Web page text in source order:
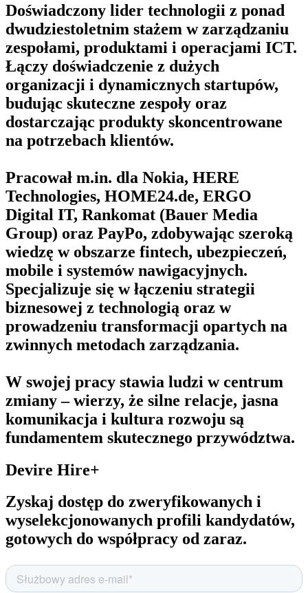
Doświadczony lider technologii z ponad
dwudziestoletnim stażem w zarządzaniu
zespołami, produktami i operacjami ICT.
Łączy doświadczenie z dużych
organizacji i dynamicznych startupów,
budując skuteczne zespoły oraz
dostarczając produkty skoncentrowane
na potrzebach klientów.
Pracował m.in. dla Nokia, HERE
Technologies, HOME24.de, ERGO
Digital IT, Rankomat (Bauer Media
Group) oraz PayPo, zdobywając szeroką
wiedzę w obszarze fintech, ubezpieczeń,
mobile i systemów nawigacyjnych.
Specjalizuje się w łączeniu strategii
biznesowej z technologią oraz w
prowadzeniu transformacji opartych na
zwinnych metodach zarządzania.
W swojej pracy stawia ludzi w centrum
zmiany – wierzy, że silne relacje, jasna
komunikacja i kultura rozwoju są
fundamentem skutecznego przywództwa.
Devire Hire+
Zyskaj dostęp do zweryfikowanych i
wyselekcjonowanych profili kandydatów,
gotowych do współpracy od zaraz.